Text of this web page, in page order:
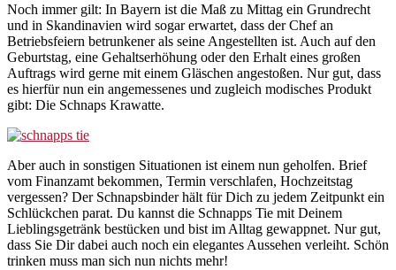
Noch immer gilt: In Bayern ist die Maß zu Mittag ein Grundrecht
und in Skandinavien wird sogar erwartet, dass der Chef an
Betriebsfeiern betrunkener als seine Angestellten ist. Auch auf den
Geburtstag, eine Gehaltserhöhung oder den Erhalt eines großen
Auftrags wird gerne mit einem Gläschen angestoßen. Nur gut, dass
es hierfür nun ein angemessenes und zugleich modisches Produkt
gibt: Die Schnaps Krawatte.
Aber auch in sonstigen Situationen ist einem nun geholfen. Brief
vom Finanzamt bekommen, Termin verschlafen, Hochzeitstag
vergessen? Der Schnapsbinder hält für Dich zu jedem Zeitpunkt ein
Schlückchen parat. Du kannst die Schnapps Tie mit Deinem
Lieblingsgetränk bestücken und bist im Alltag gewappnet. Nur gut,
dass Sie Dir dabei auch noch ein elegantes Aussehen verleiht. Schön
trinken muss man sich nun nichts mehr!